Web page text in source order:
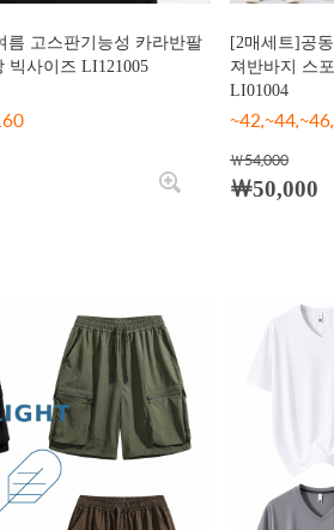
름 고스판기능성 카라반팔
빅사이즈 LI121005
[2매세트]공
져반바지 스
LI01004
￦54,000
￦50,000